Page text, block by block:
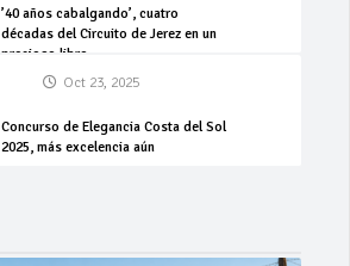
’40 años cabalgando’, cuatro
décadas del Circuito de Jerez en un
precioso libro
Oct 23, 2025
Concurso de Elegancia Costa del Sol
2025, más excelencia aún